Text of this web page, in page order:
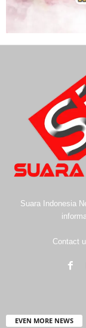
Suara Indonesia
Contact
EVEN MORE NEWS